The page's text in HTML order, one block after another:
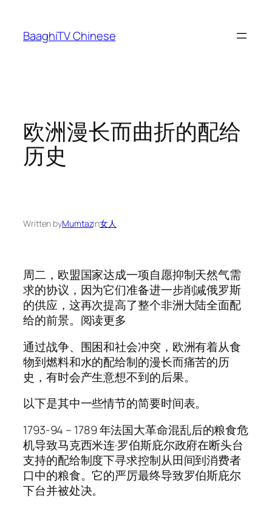
content
BaaghiTV Chinese
欧洲漫长而曲折的配给
历史
Written byMumtazin女人
周二，欧盟国家达成一项自愿抑制天然气需
求的协议，因为它们准备进一步削减俄罗斯
的供应，这再次提高了整个非洲大陆全面配
给的前景。阅读更多
通过战争、围困和社会冲突，欧洲有着从食
物到燃料和水的配给制的漫长而痛苦的历
史，有时会产生意想不到的后果。
以下是其中一些情节的简要时间表。
1793-94 – 1789 年法国大革命混乱后的粮食危
机导致马克西米连·罗伯斯庇尔政府在断头台
支持的配给制度下寻求控制从田间到消费者
口中的粮食。它的严厉最终导致罗伯斯庇尔
下台并被处决。